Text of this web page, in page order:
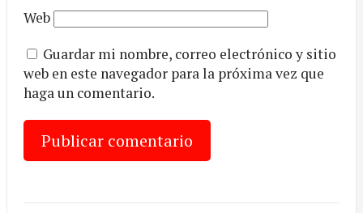
Web
Guardar mi nombre, correo electrónico y sitio
web en este navegador para la próxima vez que
haga un comentario.